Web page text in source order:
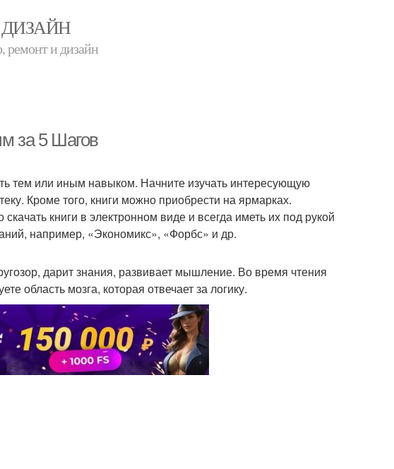
ДИЗАЙН
ремонт и дизайн
за 5 Шагов
тем или иным навыком. Начните изучать интересующую
Кроме того, книги можно приобрести на ярмарках.
книги в электронном виде и всегда иметь их под рукой
например, «Экономикс», «Форбс» и др.
дарит знания, развивает мышление. Во время чтения
область мозга, которая отвечает за логику.